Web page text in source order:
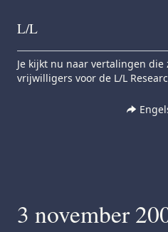
Skip to content
L/L
Je kijkt nu naar vertalingen
vrijwilligers voor de L/L
3 november